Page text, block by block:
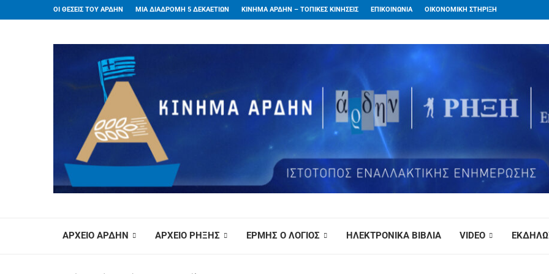
ΟΙ ΘΕΣΕΙΣ ΤΟΥ ΑΡΔΗΝ ΜΙΑ ΔΙΑΔΡΟΜΗ 5 ΔΕΚΑΕΤΙΩΝ ΚΙΝΗΜΑ ΑΡΔΗΝ – ΤΟΠΙΚΕΣ ΚΙΝΗΣΕΙΣ ΕΠΙΚΟΙΝΩΝΙΑ ΟΙΚΟΝΟΜΙΚΗ ΣΤΗΡΙΞΗ
ΑΡΧΕΙΟ ΑΡΔΗΝ ΑΡΧΕΙΟ ΡΗΞΗΣ ΕΡΜΗΣ Ο ΛΟΓΙΟΣ ΗΛΕΚΤΡΟΝΙΚΑ ΒΙΒΛΙΑ VIDEO